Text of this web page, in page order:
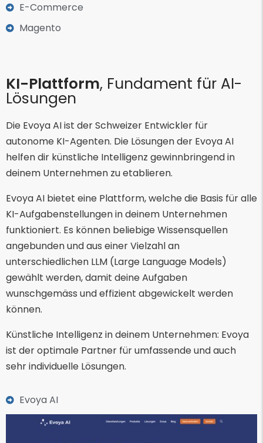
E-Commerce
Magento
KI-Plattform, Fundament für AI-
Lösungen
Die Evoya AI ist der Schweizer Entwickler für
autonome KI-Agenten. Die Lösungen der Evoya AI
helfen dir künstliche Intelligenz gewinnbringend in
deinem Unternehmen zu etablieren.
Evoya AI bietet eine Plattform, welche die Basis für alle
KI-Aufgabenstellungen in deinem Unternehmen
funktioniert. Es können beliebige Wissensquellen
angebunden und aus einer Vielzahl an
unterschiedlichen LLM (Large Language Models)
gewählt werden, damit deine Aufgaben
wunschgemäss und effizient abgewickelt werden
können.
Künstliche Intelligenz in deinem Unternehmen: Evoya
ist der optimale Partner für umfassende und auch
sehr individuelle Lösungen.
Evoya AI